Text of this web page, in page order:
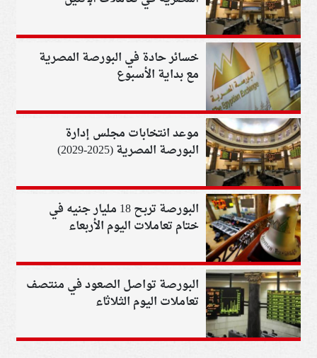
خسائر حادة في البورصة المصرية
مع بداية الأسبوع
موعد انتخابات مجلس إدارة
البورصة المصرية (2025-2029)
البورصة تربح 18 مليار جنيه في
ختام تعاملات اليوم الأربعاء
البورصة تواصل الصعود في منتصف
تعاملات اليوم الثلاثاء